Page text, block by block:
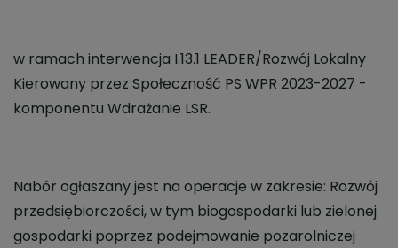
w ramach interwencja I.13.1 LEADER/Rozwój Lokalny
Kierowany przez Społeczność PS WPR 2023-2027 -
komponentu Wdrażanie LSR.
Nabór ogłaszany jest na operacje w zakresie: Rozwój
przedsiębiorczości, w tym biogospodarki lub zielonej
gospodarki poprzez podejmowanie pozarolniczej